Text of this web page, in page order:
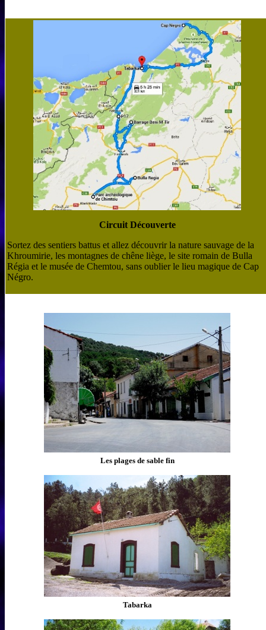
Circuit Découverte
Sortez des sentiers battus et allez découvrir la nature sauvage de la
Khroumirie, les montagnes de chêne liège, le site romain de Bulla
Régia et le musée de Chemtou, sans oublier le lieu magique de Cap
Négro.
Les plages de sable fin
Tabarka